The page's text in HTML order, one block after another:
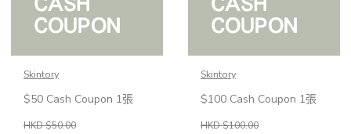
Skintory
$50 Cash Coupon 1張
HKD $50.00
Skintory
$100 Cash Coupon 1張
HKD $100.00